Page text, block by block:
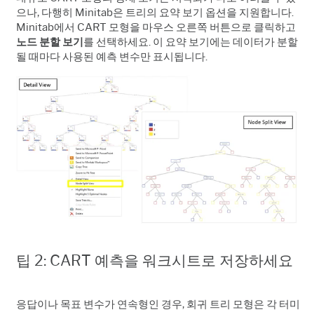
으나, 다행히 Minitab은 트리의 요약 보기 옵션을 지원합니다.
Minitab에서 CART 모형을 마우스 오른쪽 버튼으로 클릭하고
노드 분할 보기를 선택하세요. 이 요약 보기에는 데이터가 분할
될 때마다 사용된 예측 변수만 표시됩니다.
팁 2: CART 예측을 워크시트로 저장하세요
응답이나 목표 변수가 연속형인 경우, 회귀 트리 모형은 각 터미